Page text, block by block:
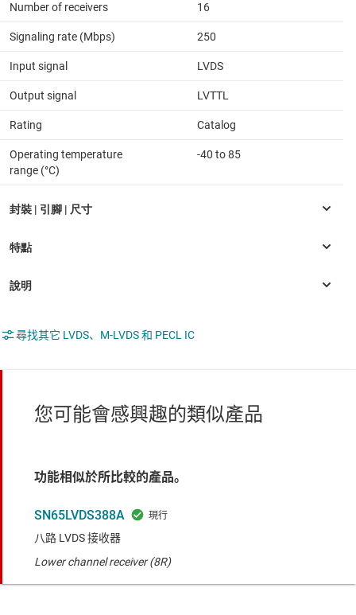
Number of receivers 16
Signaling rate (Mbps) 250
Input signal LVDS
Output signal LVTTL
Rating Catalog
Operating temperature
range (°C)
-40 to 85
尋找其它 LVDS、M-LVDS 和 PECL IC
您可能會感興趣的類似產品
功能相似於所比較的產品。
SN65LVDS388A
八路 LVDS 接收器
Lower channel receiver (8R)